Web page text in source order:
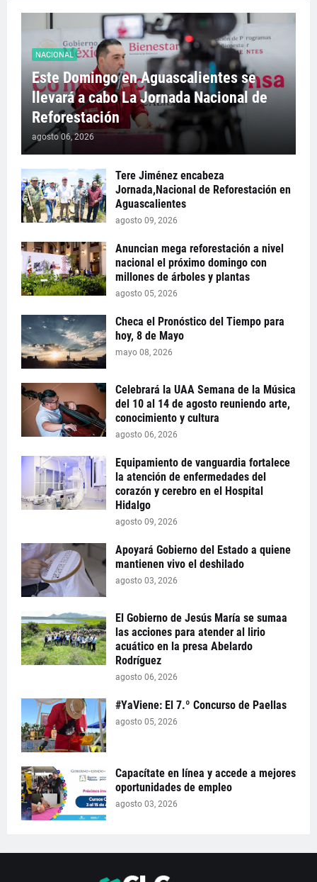
NACIONAL
Este Domingo en Aguascalientes se
llevará a cabo La Jornada Nacional de
Reforestación
agosto 06, 2026
Tere Jiménez encabeza
Jornada,Nacional de Reforestación en
Aguascalientes
agosto 09, 2026
Anuncian mega reforestación a nivel
nacional el próximo domingo con
millones de árboles y plantas
agosto 05, 2026
Checa el Pronóstico del Tiempo para
hoy, 8 de Mayo
mayo 08, 2026
Celebrará la UAA Semana de la Música
del 10 al 14 de agosto reuniendo arte,
conocimiento y cultura
agosto 06, 2026
Equipamiento de vanguardia fortalece
la atención de enfermedades del
corazón y cerebro en el Hospital
Hidalgo
agosto 09, 2026
Apoyará Gobierno del Estado a quiene
mantienen vivo el deshilado
agosto 03, 2026
El Gobierno de Jesús María se sumaa
las acciones para atender al lirio
acuático en la presa Abelardo
Rodríguez
agosto 06, 2026
#YaViene: El 7.º Concurso de Paellas
agosto 05, 2026
Capacítate en línea y accede a mejores
oportunidades de empleo
agosto 03, 2026